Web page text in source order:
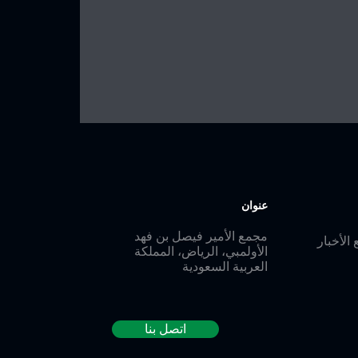
اجتماع
عنوان
مجمع الأمير فيصل بن فهد
الأولمبي، الرياض، المملكة
العربية السعودية
اتصل بنا